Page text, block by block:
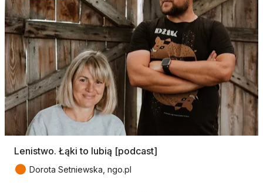
Lenistwo. Łąki to lubią [podcast]
● Dorota Setniewska, ngo.pl